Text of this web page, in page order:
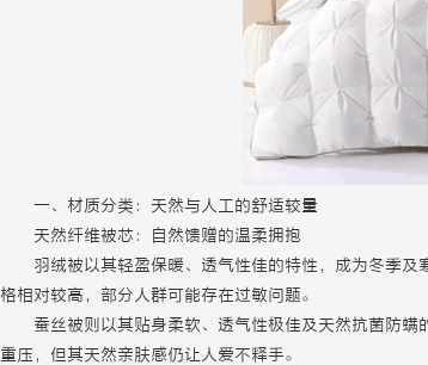
一、材质分类：天然与人工的舒适较量
天然纤维被芯：自然馈赠的温柔拥抱
羽绒被以其轻盈保暖、透气性佳的特性，成为冬季
格相对较高，部分人群可能存在过敏问题。
蚕丝被则以其贴身柔软、透气性极佳及天然抗菌防
重压，但其天然亲肤感仍让人爱不释手。